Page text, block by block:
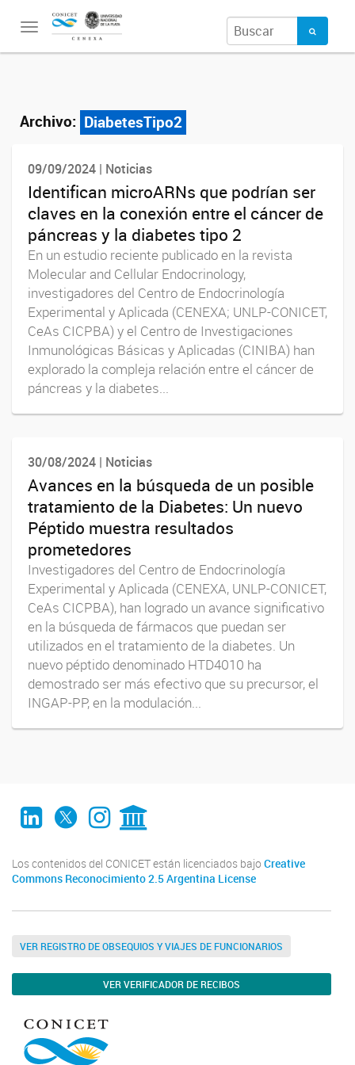
Toggle
Archivo: DiabetesTipo2
09/09/2024 | Noticias
Identifican microARNs que podrían ser
claves en la conexión entre el cáncer de
páncreas y la diabetes tipo 2
En un estudio reciente publicado en la revista
Molecular and Cellular Endocrinology,
investigadores del Centro de Endocrinología
Experimental y Aplicada (CENEXA; UNLP-CONICET,
CeAs CICPBA) y el Centro de Investigaciones
Inmunológicas Básicas y Aplicadas (CINIBA) han
explorado la compleja relación entre el cáncer de
páncreas y la diabetes...
30/08/2024 | Noticias
Avances en la búsqueda de un posible
tratamiento de la Diabetes: Un nuevo
Péptido muestra resultados
prometedores
Investigadores del Centro de Endocrinología
Experimental y Aplicada (CENEXA, UNLP-CONICET,
CeAs CICPBA), han logrado un avance significativo
en la búsqueda de fármacos que puedan ser
utilizados en el tratamiento de la diabetes. Un
nuevo péptido denominado HTD4010 ha
demostrado ser más efectivo que su precursor, el
INGAP-PP, en la modulación...
LinkedIn
Twitter
Instagram
CONICET Digital
Los contenidos del CONICET están licenciados bajo Creative
Commons Reconocimiento 2.5 Argentina License
VER REGISTRO DE OBSEQUIOS Y VIAJES DE FUNCIONARIOS
VER VERIFICADOR DE RECIBOS